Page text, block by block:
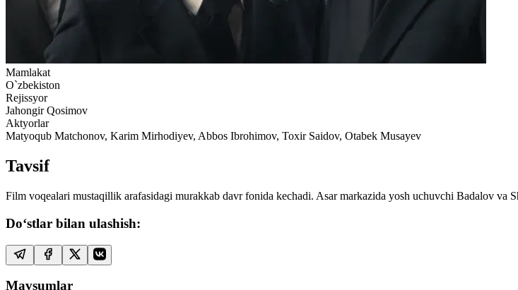
Mamlakat
O`zbekiston
Rejissyor
Jahongir Qosimov
Aktyorlar
Matyoqub Matchonov, Karim Mirhodiyev, Abbos Ibrohimov, Toxir Saidov, Otabek Musayev
Tavsif
Film voqealari mustaqillik arafasidagi murakkab davr fonida kechadi. Asar markazida yosh uchuvchi Badalov va
Do‘stlar bilan ulashish:
Mavsumlar